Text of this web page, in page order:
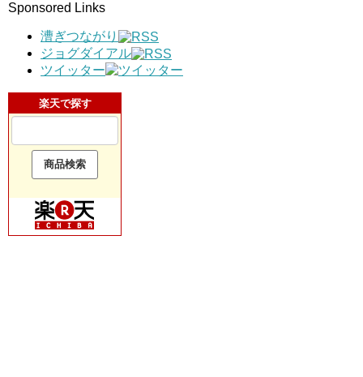
Sponsored Links
漕ぎつながり
ジョグダイアル
ツイッター
楽天で探す